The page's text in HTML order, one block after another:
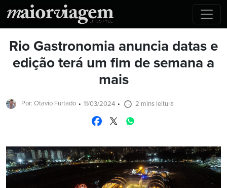
Rio Gastronomia anuncia datas e
edição terá um fim de semana a
mais
Por: Otavio Furtado 11/03/2024 2 mins leitura